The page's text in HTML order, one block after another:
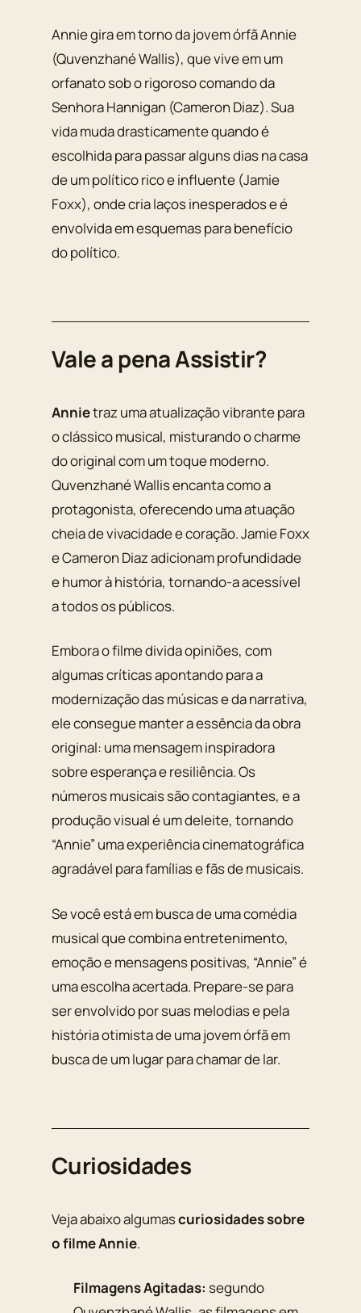
Annie gira em torno da jovem órfã Annie
(Quvenzhané Wallis), que vive em um
orfanato sob o rigoroso comando da
Senhora Hannigan (Cameron Diaz). Sua
vida muda drasticamente quando é
escolhida para passar alguns dias na casa
de um político rico e influente (Jamie
Foxx), onde cria laços inesperados e é
envolvida em esquemas para benefício
do político.
Vale a pena Assistir?
Annietraz uma atualização vibrante para
o clássico musical, misturando o charme
do original com um toque moderno.
Quvenzhané Wallis encanta como a
protagonista, oferecendo uma atuação
cheia de vivacidade e coração. Jamie Foxx
e Cameron Diaz adicionam profundidade
e humor à história, tornando-a acessível
a todos os públicos.
Embora o filme divida opiniões, com
algumas críticas apontando para a
modernização das músicas e da narrativa,
ele consegue manter a essência da obra
original: uma mensagem inspiradora
sobre esperança e resiliência. Os
números musicais são contagiantes, e a
produção visual é um deleite, tornando
“Annie” uma experiência cinematográfica
agradável para famílias e fãs de musicais.
Se você está em busca de uma comédia
musical que combina entretenimento,
emoção e mensagens positivas, “Annie” é
uma escolha acertada. Prepare-se para
ser envolvido por suas melodias e pela
história otimista de uma jovem órfã em
busca de um lugar para chamar de lar.
Curiosidades
Veja abaixo algumascuriosidades sobre
o filme Annie.
Filmagens Agitadas: segundo